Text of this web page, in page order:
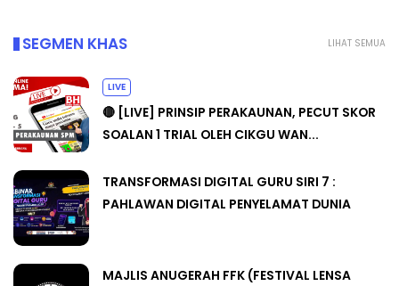
LIHAT SEMUA
SEGMEN KHAS
LIVE
🔴 [LIVE] PRINSIP PERAKAUNAN, PECUT SKOR
SOALAN 1 TRIAL OLEH CIKGU WAN...
TRANSFORMASI DIGITAL GURU SIRI 7 :
PAHLAWAN DIGITAL PENYELAMAT DUNIA
MAJLIS ANUGERAH FFK (FESTIVAL LENSA